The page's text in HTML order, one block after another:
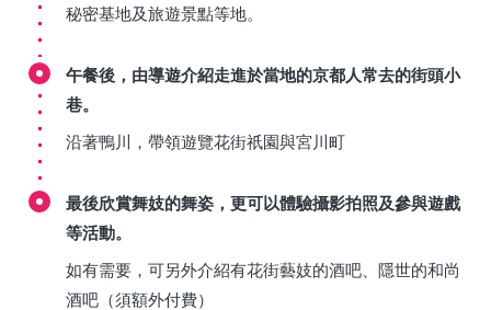
秘密基地及旅遊景點等地。
午餐後，由導遊介紹走進於當地的京都人常去的街頭小
巷。
沿著鴨川，帶領遊覽花街祇園與宮川町
最後欣賞舞妓的舞姿，更可以體驗攝影拍照及參與遊戲
等活動。
如有需要，可另外介紹有花街藝妓的酒吧、隱世的和尚
酒吧（須額外付費）